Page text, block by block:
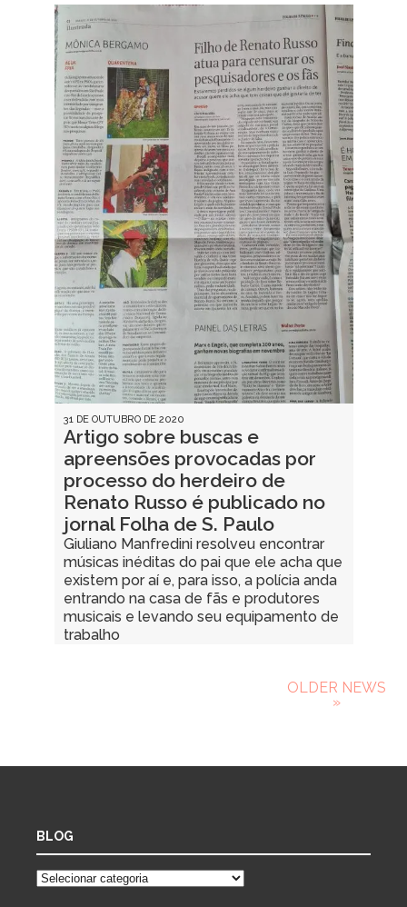
31 DE OUTUBRO DE 2020
Artigo sobre buscas e
apreensões provocadas por
processo do herdeiro de
Renato Russo é publicado no
jornal Folha de S. Paulo
Giuliano Manfredini resolveu encontrar
músicas inéditas do pai que ele acha que
existem por aí e, para isso, a polícia anda
entrando na casa de fãs e produtores
musicais e levando seu equipamento de
trabalho
OLDER NEWS
»
BLOG